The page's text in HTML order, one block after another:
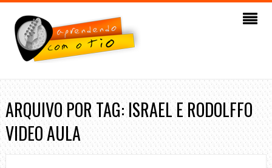
ARQUIVO POR TAG: ISRAEL E RODOLFFO
VIDEO AULA